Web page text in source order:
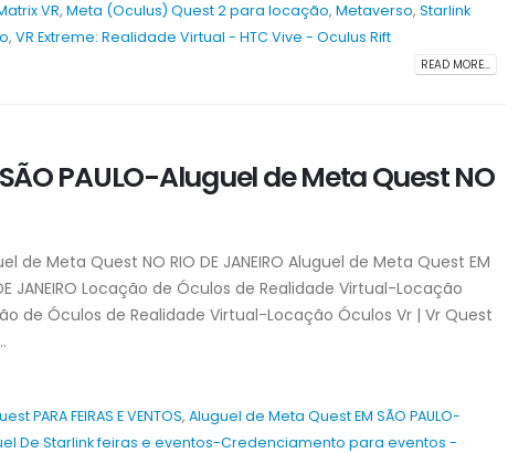
VR, Meta (Oculus) Quest 2 para locação, Metaverso, Starlink
, VR Extreme: Realidade Virtual - HTC Vive - Oculus Rift
READ MORE...
PAULO-Aluguel de Meta Quest NO
de Meta Quest NO RIO DE JANEIRO Aluguel de Meta Quest EM
JANEIRO Locação de Óculos de Realidade Virtual-Locação
de Óculos de Realidade Virtual-Locação Óculos Vr | Vr Quest
FEIRAS E VENTOS, Aluguel de Meta Quest EM SÃO PAULO-
De Starlink feiras e eventos-Credenciamento para eventos -
de Totem Touch Screen para
de Marca em 2026 –
e Exposições em 2026 – Porto
Canoas, Gravataí 2026
de Totem Touch Screen para
de Produtos em 2026 –
de Janeiro, Niterói, São Gonçalo
agosto de 2026
Aluguel de Totem Touch Screen para
Stands e Feiras Corporativas em
2026 – Fortaleza, Caucaia,
Conferências Empresariais em 2026 –
Recife, Olinda, Jaboatão dos
Aluguel de Totem Touch Screen para
Eventos Promocionais em 2026 –
Salvador, Lauro de Freitas, Camaçari